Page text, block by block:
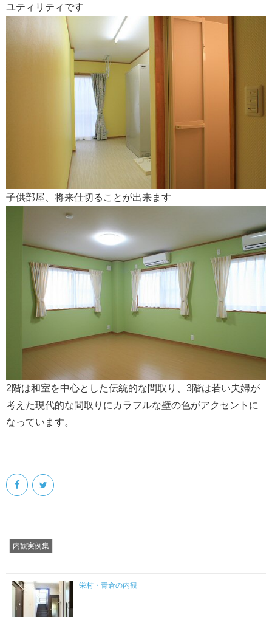
ユティリティです
子供部屋、将来仕切ることが出来ます
2階は和室を中心とした伝統的な間取り、3階は若い夫婦が
考えた現代的な間取りにカラフルな壁の色がアクセントに
なっています。
内観実例集
栄村・青倉の内観